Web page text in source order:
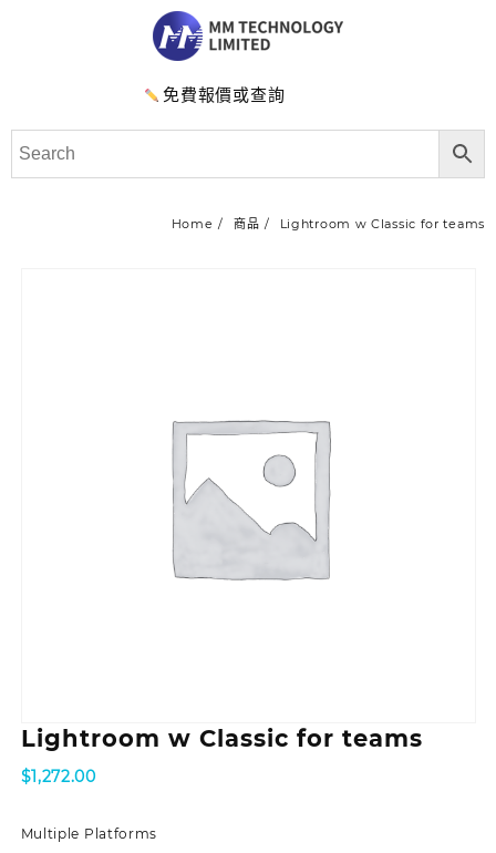
免費報價或查詢
Home 商品 Lightroom w Classic for teams
Lightroom w Classic for teams
$1,272.00
Multiple Platforms